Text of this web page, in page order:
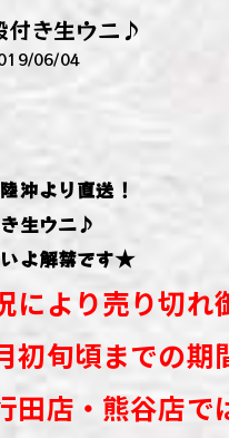
付き生ウニ♪
06/04
沖より直送！
生ウニ♪
よ解禁です★
により売り切れ
初旬頃までの期
田店・熊谷店で